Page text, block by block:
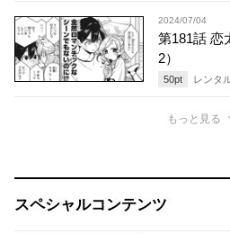
2024/07/04
第181話 恋
2）
50pt レンタ
もっと見る
スペシャルコンテンツ